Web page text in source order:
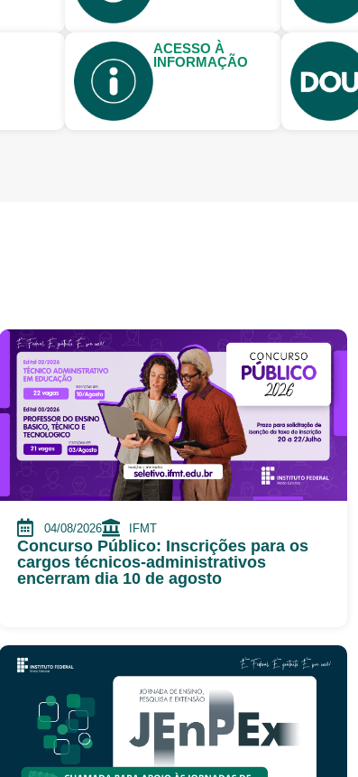
ACESSO À
INFORMAÇÃO
04/08/2026 IFMT
Concurso Público: Inscrições para os
cargos técnicos-administrativos
encerram dia 10 de agosto